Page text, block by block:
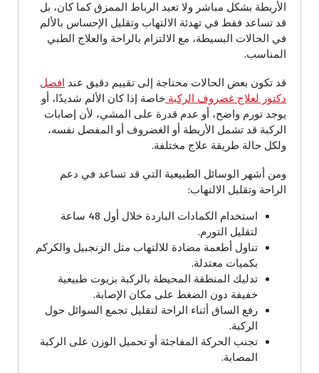
الأربطة بشكل مباشر ولا تعيد الرباط الممزق كما كان، بل
قد تساعد فقط في تهدئة الالتهاب وتقليل الإحساس بالألم
في الحالات البسيطة، مع الالتزام بالراحة والعلاج الطبي
المناسب.
قد تكون بعض الحالات محتاجة إلى تقييم دقيق عند افضل
دكتور لعلاج غضروف الركبة خاصة إذا كان الألم شديدًا، أو
يوجد تورم واضح، أو عدم قدرة على المشي، لأن إصابات
الركبة قد تشمل الأربطة أو الغضروف أو المفصل نفسه،
ولكل حالة طريقة علاج مختلفة.
ومن أشهر الوسائل الطبيعية التي قد تساعد في دعم
الراحة وتقليل الالتهاب:
استخدام الكمادات الباردة خلال أول 48 ساعة
لتقليل التورم.
تناول أطعمة مضادة للالتهاب مثل الزنجبيل والكركم
بكميات معتدلة.
تدليك المنطقة المحيطة بالركبة بزيوت طبيعية
خفيفة دون الضغط على مكان الإصابة.
رفع الساق أثناء الراحة لتقليل تجمع السوائل حول
الركبة.
تجنب الحركة المفاجئة أو تحميل الوزن على الركبة
المصابة.